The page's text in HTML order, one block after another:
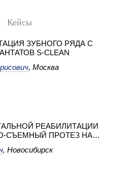
Кейсы
ЗУБНОГО РЯДА C
S-CLEAN
, Москва
РЕАБИЛИТАЦИИ
СЪЕМНЫЙ ПРОТЕЗ НА
, Новосибирск